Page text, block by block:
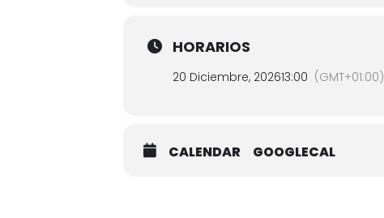
HORARIOS
20 Diciembre, 202613:00 (GMT+01:00)
CALENDAR GOOGLECAL